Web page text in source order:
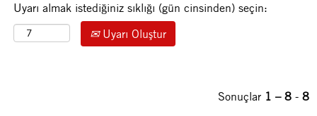
Uyarı almak istediğiniz sıklığı (gün cinsinden) seçin:
Uyarı Oluştur
Sonuçlar 1 – 8 - 8